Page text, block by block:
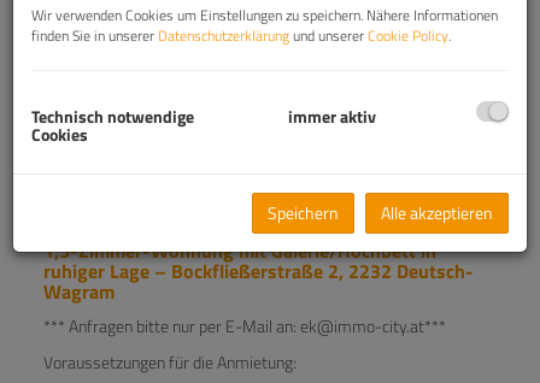
Beschreibung
1,5-Zimmer-Wohnung mit Galerie/Hochbett in
ruhiger Lage – Bockfließerstraße 2, 2232 Deutsch-
Wagram
*** Anfragen bitte nur per E-Mail an: ek@immo-city.at***
Voraussetzungen für die Anmietung:
Wir verwenden Cookies um Einstellungen zu speichern. Nähere Informationen
finden Sie in unserer Datenschutzerklärungund unsererCookie Policy.
Technisch notwendige
Cookies
immer aktiv
Speichern Alle akzeptieren